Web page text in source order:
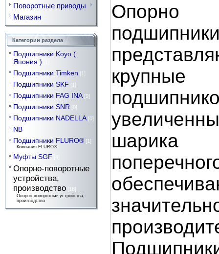
Поворотные приводы
Магазин
Категории раздела
Подшипники Koyo (
Япония )
Подшипники Timken [1]
Подшипники SKF [1]
Подшипники FAG INA [9]
Подшипники SNR [0]
Подшипники NADELLA [0]
NB
Подшипники FLURO® [1]
Компания FLURO®
Муфты SGF
Опорно-поворотные
устройства,
производство [18]
Опорно-поворотные устройства,
производство
Опорно
шарика